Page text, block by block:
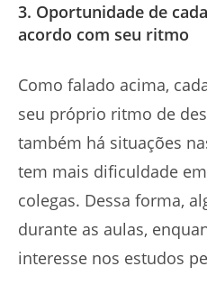
3. Oportunidade de
acordo com seu ritmo
Como falado acima,
seu próprio ritmo de
também há situações
tem mais dificuldade
colegas. Dessa forma,
durante as aulas,
interesse nos estudos